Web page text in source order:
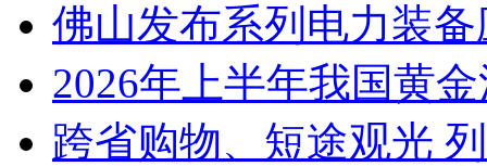
佛山发布系列电力装
2026年上半年我国黄
跨省购物、短途观光